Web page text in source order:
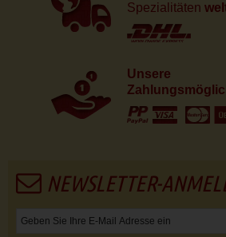
Spezialitäten
Unsere
NEWSLETTER-